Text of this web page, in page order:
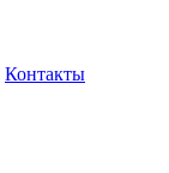
Контакты